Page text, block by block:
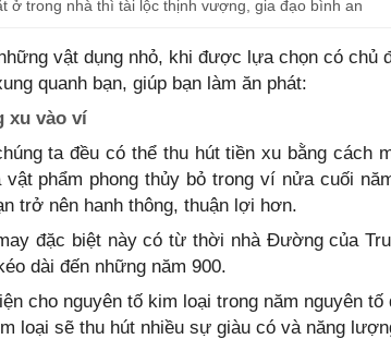
ở trong nhà thì tài lộc thịnh vượng, gia đạo bình an
vật dụng nhỏ, khi được lựa chọn có chủ
quanh bạn, giúp bạn làm ăn phát:
xu vào ví
ta đều có thể thu hút tiền xu bằng cách
phẩm phong thủy bỏ trong ví nửa cuối
trở nên hanh thông, thuận lợi hơn.
đặc biệt này có từ thời nhà Đường của
dài đến những năm 900.
cho nguyên tố kim loại trong năm nguyên
loại sẽ thu hút nhiều sự giàu có và năng